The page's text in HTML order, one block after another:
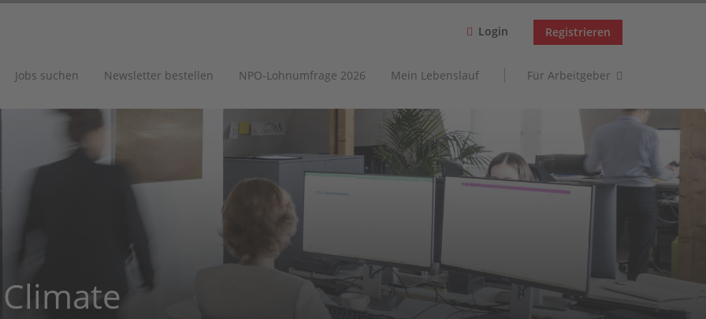
Login Registrieren
Jobs suchen Newsletter bestellen NPO-Lohnumfrage 2026 Mein Lebenslauf Für Arbeitgeber